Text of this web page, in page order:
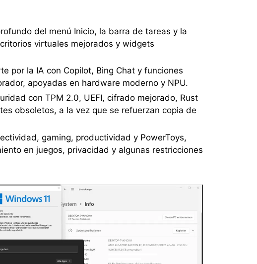
del menú Inicio, la barra de tareas y la
virtuales mejorados y widgets
por la IA con Copilot, Bing Chat y funciones
apoyadas en hardware moderno y NPU.
con TPM 2.0, UEFI, cifrado mejorado, Rust
obsoletos, a la vez que se refuerzan copia de
gaming, productividad y PowerToys,
en juegos, privacidad y algunas restricciones